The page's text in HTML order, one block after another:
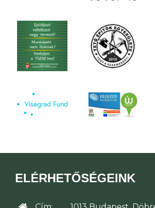
ELÉRHETŐSÉGEINK